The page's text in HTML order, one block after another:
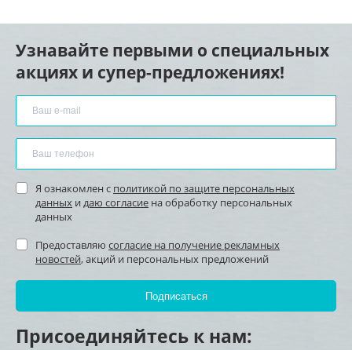
Узнавайте первыми о специальных
акциях и супер-предложениях!
Я ознакомлен с политикой по защите персональных
данных и даю согласие на обработку персональных
данных
Предоставляю согласие на получение рекламных
новостей, акций и персональных предложений
Присоединяйтесь к нам: